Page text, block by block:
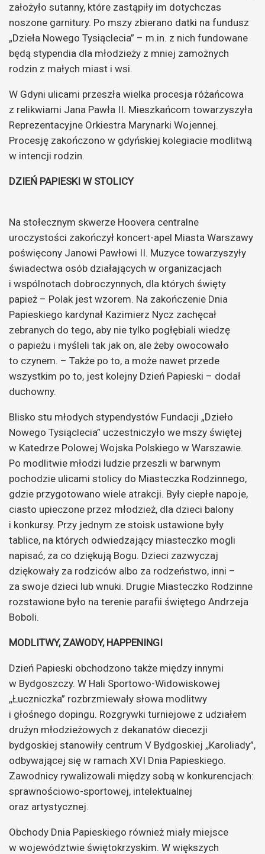
założyło sutanny, które zastąpiły im dotychczas
noszone garnitury. Po mszy zbierano datki na fundusz
„Dzieła Nowego Tysiąclecia” – m.in. z nich fundowane
będą stypendia dla młodzieży z mniej zamożnych
rodzin z małych miast i wsi.
W Gdyni ulicami przeszła wielka procesja różańcowa
z relikwiami Jana Pawła II. Mieszkańcom towarzyszyła
Reprezentacyjne Orkiestra Marynarki Wojennej.
Procesję zakończono w gdyńskiej kolegiacie modlitwą
w intencji rodzin.
DZIEŃ PAPIESKI W STOLICY
Na stołecznym skwerze Hoovera centralne
uroczystości zakończył koncert-apel Miasta Warszawy
poświęcony Janowi Pawłowi II. Muzyce towarzyszyły
świadectwa osób działających w organizacjach
i wspólnotach dobroczynnych, dla których święty
papież – Polak jest wzorem. Na zakończenie Dnia
Papieskiego kardynał Kazimierz Nycz zachęcał
zebranych do tego, aby nie tylko pogłębiali wiedzę
o papieżu i myśleli tak jak on, ale żeby owocowało
to czynem. – Także po to, a może nawet przede
wszystkim po to, jest kolejny Dzień Papieski – dodał
duchowny.
Blisko stu młodych stypendystów Fundacji „Dzieło
Nowego Tysiąclecia” uczestniczyło we mszy świętej
w Katedrze Polowej Wojska Polskiego w Warszawie.
Po modlitwie młodzi ludzie przeszli w barwnym
pochodzie ulicami stolicy do Miasteczka Rodzinnego,
gdzie przygotowano wiele atrakcji. Były ciepłe napoje,
ciasto upieczone przez młodzież, dla dzieci balony
i konkursy. Przy jednym ze stoisk ustawione były
tablice, na których odwiedzający miasteczko mogli
napisać, za co dziękują Bogu. Dzieci zazwyczaj
dziękowały za rodziców albo za rodzeństwo, inni –
za swoje dzieci lub wnuki. Drugie Miasteczko Rodzinne
rozstawione było na terenie parafii świętego Andrzeja
Boboli.
MODLITWY, ZAWODY, HAPPENINGI
Dzień Papieski obchodzono także między innymi
w Bydgoszczy. W Hali Sportowo-Widowiskowej
,,Łuczniczka” rozbrzmiewały słowa modlitwy
i głośnego dopingu. Rozgrywki turniejowe z udziałem
drużyn młodzieżowych z dekanatów diecezji
bydgoskiej stanowiły centrum V Bydgoskiej ,,Karoliady”,
odbywającej się w ramach XVI Dnia Papieskiego.
Zawodnicy rywalizowali między sobą w konkurencjach:
sprawnościowo-sportowej, intelektualnej
oraz artystycznej.
Obchody Dnia Papieskiego również miały miejsce
w województwie świętokrzyskim. W większych